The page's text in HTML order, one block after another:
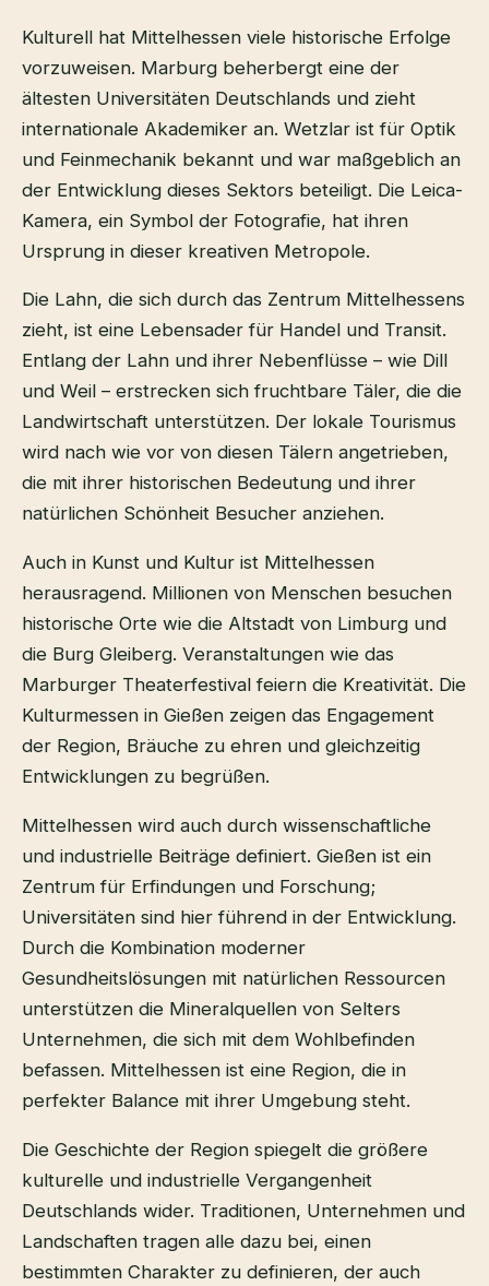
Kulturell hat Mittelhessen viele historische Erfolge
vorzuweisen. Marburg beherbergt eine der
ältesten Universitäten Deutschlands und zieht
internationale Akademiker an. Wetzlar ist für Optik
und Feinmechanik bekannt und war maßgeblich an
der Entwicklung dieses Sektors beteiligt. Die Leica-
Kamera, ein Symbol der Fotografie, hat ihren
Ursprung in dieser kreativen Metropole.
Die Lahn, die sich durch das Zentrum Mittelhessens
zieht, ist eine Lebensader für Handel und Transit.
Entlang der Lahn und ihrer Nebenflüsse – wie Dill
und Weil – erstrecken sich fruchtbare Täler, die die
Landwirtschaft unterstützen. Der lokale Tourismus
wird nach wie vor von diesen Tälern angetrieben,
die mit ihrer historischen Bedeutung und ihrer
natürlichen Schönheit Besucher anziehen.
Auch in Kunst und Kultur ist Mittelhessen
herausragend. Millionen von Menschen besuchen
historische Orte wie die Altstadt von Limburg und
die Burg Gleiberg. Veranstaltungen wie das
Marburger Theaterfestival feiern die Kreativität. Die
Kulturmessen in Gießen zeigen das Engagement
der Region, Bräuche zu ehren und gleichzeitig
Entwicklungen zu begrüßen.
Mittelhessen wird auch durch wissenschaftliche
und industrielle Beiträge definiert. Gießen ist ein
Zentrum für Erfindungen und Forschung;
Universitäten sind hier führend in der Entwicklung.
Durch die Kombination moderner
Gesundheitslösungen mit natürlichen Ressourcen
unterstützen die Mineralquellen von Selters
Unternehmen, die sich mit dem Wohlbefinden
befassen. Mittelhessen ist eine Region, die in
perfekter Balance mit ihrer Umgebung steht.
Die Geschichte der Region spiegelt die größere
kulturelle und industrielle Vergangenheit
Deutschlands wider. Traditionen, Unternehmen und
Landschaften tragen alle dazu bei, einen
bestimmten Charakter zu definieren, der auch